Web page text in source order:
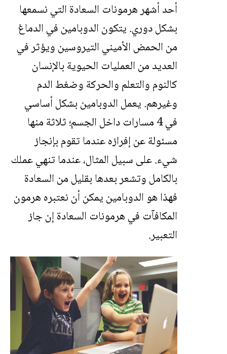
أحد أشهر هرمونات السعادة التي نسمعها
بشكل دوري. يتكون الدوبامين في الدماغ
من الحمض الأميني التيروسين ويؤثر في
العديد من العمليات الحيوية بالإنسان
كالنوم والتعلم والحركة وضغط الدم
وغيرهم. يعمل الدوبامين بشكل أساسي
في 4 مسارات داخل الجسم؛ ثلاثة منها
مسئولة عن إفرازه عندما تقوم بإنجاز
شيء. على سبيل المثال، عندما تنهي عملك
بالكامل وتشعر بعدها بقليل من السعادة
فهذا هو الدوبامين يمكن أن نعتبره هرمون
المكافآت في هرمونات السعادة إن جاز
التعبير.